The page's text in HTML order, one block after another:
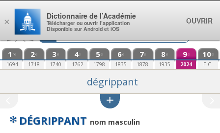
Aller au contenu
1 re
1694
2e
1718
3e
1740
4e
1762
5e
1798
6e
1835
7e
1878
8e
1935
9e
2024
10e
E.C.
dégrippant
✻ DÉGRIPPANT nom masculin
×
Dictionnaire de l’Académie
Télécharger ou ouvrir l’application
Disponible sur Android et iOS
OUVRIR